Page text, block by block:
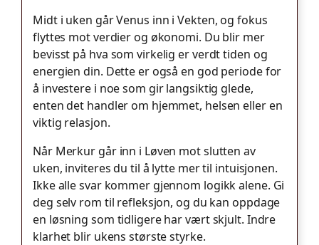
Midt i uken går Venus inn i Vekten, og fokus
flyttes mot verdier og økonomi. Du blir mer
bevisst på hva som virkelig er verdt tiden og
energien din. Dette er også en god periode for
å investere i noe som gir langsiktig glede,
enten det handler om hjemmet, helsen eller en
viktig relasjon.
Når Merkur går inn i Løven mot slutten av
uken, inviteres du til å lytte mer til intuisjonen.
Ikke alle svar kommer gjennom logikk alene. Gi
deg selv rom til refleksjon, og du kan oppdage
en løsning som tidligere har vært skjult. Indre
klarhet blir ukens største styrke.